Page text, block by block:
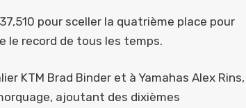
pour sceller la quatrième place pour
le record de tous les temps.
KTM Brad Binder et à Yamahas Alex Rins,
ajoutant des dixièmes